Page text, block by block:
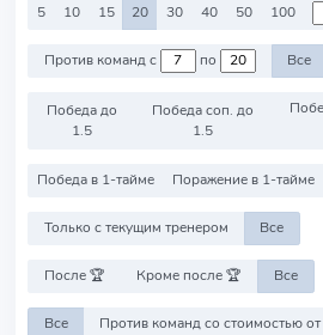
5 10 15 20 30 40 50 100
Против команд с по Все
Победа до
1.5
Победа соп. до
1.5
Победа в 1-тайме Поражение в 1-тайме
Только с текущим тренером Все
После 🏆 Кроме после 🏆 Все
Все Против команд со стоимостью от